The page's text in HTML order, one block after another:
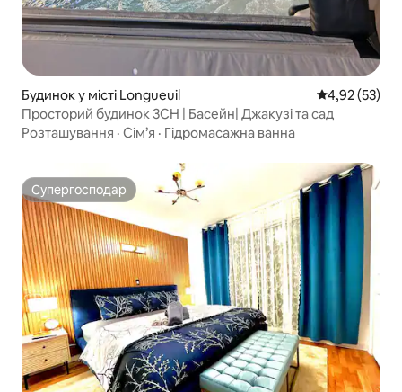
Будинок у місті Longueuil Середня
4,92 (53)
Просторий будинок 3CH | Басейн| Джакузі та сад
Розташування · Сім’я · Гідромасажна ванна
Супергосподар
Супергосподар